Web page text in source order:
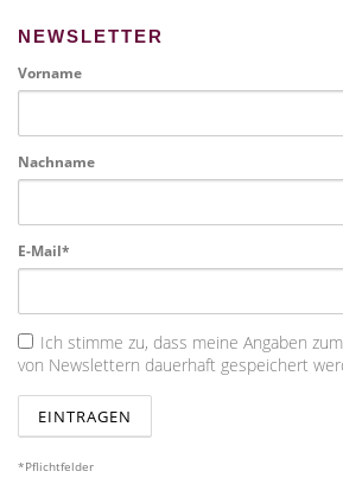
NEWSLETTER
Vorname
Nachname
E-Mail*
Ich stimme zu, dass meine Angaben
von Newslettern dauerhaft gespeichert
*Pflichtfelder